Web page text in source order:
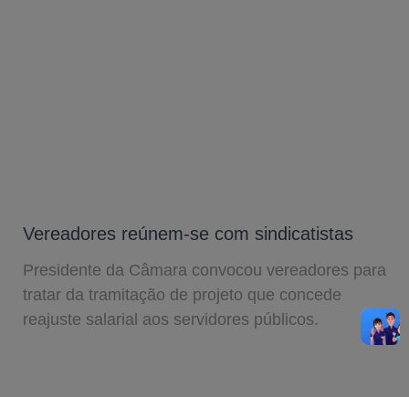
Vereadores reúnem-se com sindicatistas
Presidente da Câmara convocou vereadores para
tratar da tramitação de projeto que concede
reajuste salarial aos servidores públicos.